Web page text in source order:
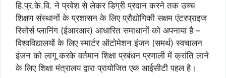
हि.प्र.के.वि. ने प्रवेश से लेकर डिग्री प्रदान करने तक उच्‍च
शिक्षण संस्‍थानों के प्रशासन के लिए प्रौद्योगिकी सक्षम एंटरप्राइज
रिसोर्स प्लानिंग (ईआरआर) आधारित समाधानों को अपनाया है –
विश्वविद्यालयों के लिए स्मार्टर ऑटोमेशन इंजन (समर्थ) स्वचालन
इंजन को लागू करके वर्तमान शिक्षा प्रबंधन प्रणाली में क्रांति लाने
के लिए शिक्षा मंत्रालय द्वारा प्रायोजित एक आईसीटी पहल है।